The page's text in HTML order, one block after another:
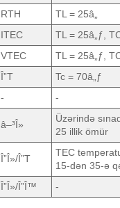
RTH TL = 25â„
ITEC TL = 25â„ƒ,
VTEC TL = 25â„ƒ,
Î”T Tc = 70â„ƒ
- -
â–³Î»
Üzərində
25 illik ömür
Î”Î»/Î”T
TEC
15-dən 35-ə
Î”Î»/Î”Î™ -